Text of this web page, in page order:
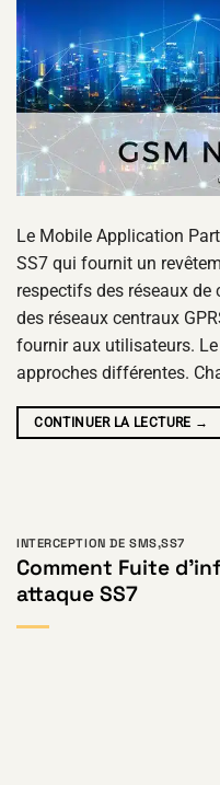
Le Mobile Application
SS7 qui fournit un
respectifs des réseaux de
des réseaux centraux
fournir aux utilisateurs.
approches différentes.
CONTINUER LA LECTURE →
INTERCEPTION DE SMS,SS7
Comment Fuite
attaque SS7